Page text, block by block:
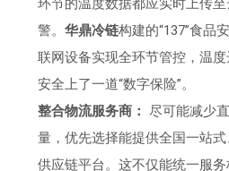
环节的温度数据都应实时上传
警。华鼎冷链构建的“137”食品
联网设备实现全环节管控，温
安全上了一道“数字保险”。
整合物流服务商：
尽可能减少
量，优先选择能提供全国一站
供应链平台。这不仅能统一服